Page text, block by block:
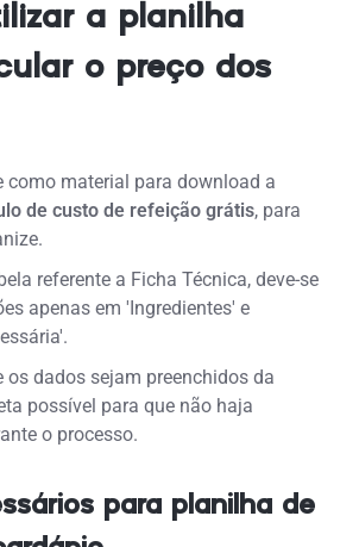
a planilha
o preço dos
como material para download a
de custo de refeição grátis, para
referente a Ficha Técnica, deve-se
apenas em 'Ingredientes' e
os dados sejam preenchidos da
possível para que não haja
o processo.
para planilha de